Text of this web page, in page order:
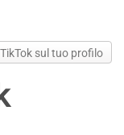
sul tuo profilo